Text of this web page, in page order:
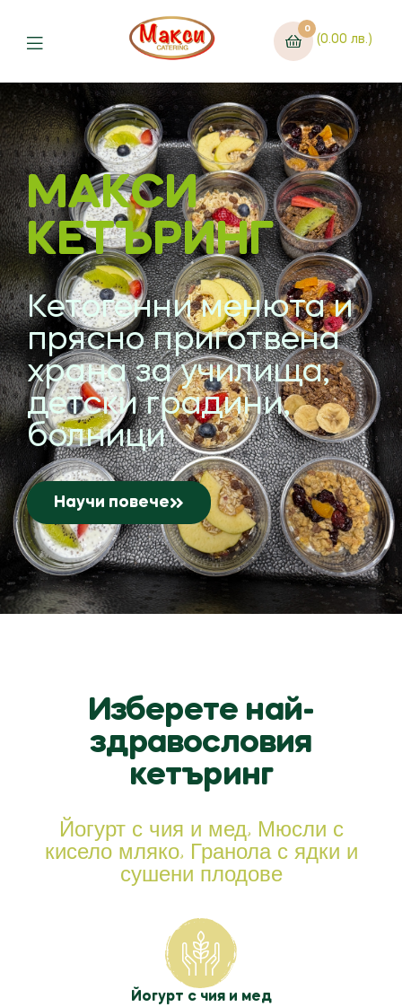
0
(0.00 лв.)
МАКСИ
КЕТЪРИНГ
Кетогенни менюта и
прясно приготвена
храна за училища,
детски градини,
болници
Научи повече
Изберете най-
здравословия
кетъринг
Йогурт с чия и мед, Мюсли с
кисело мляко, Гранола с ядки и
сушени плодове
Йогурт с чия и мед